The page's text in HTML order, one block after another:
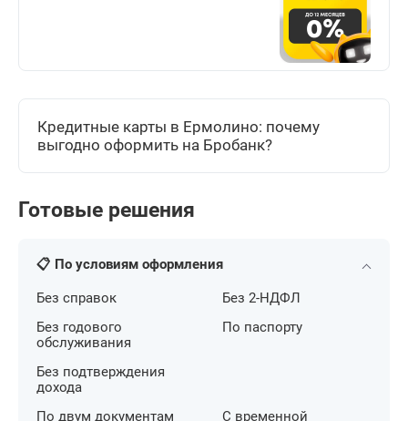
Кредитные карты в Ермолино: почему
выгодно оформить на Бробанк?
Готовые решения
📋 По условиям оформления
Без справок
Без годового
обслуживания
Без подтверждения
дохода
Без 2-НДФЛ
По паспорту
По двум документам
С временной